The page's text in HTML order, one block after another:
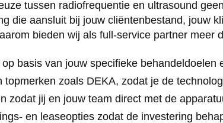
tussen radiofrequentie en ultrasound
die aansluit bij jouw cliëntenbestand, jouw
bieden wij als full-service partner meer
basis van jouw specifieke behandeldoelen
topmerken zoals DEKA, zodat je de
zodat jij en jouw team direct met de
en leaseopties zodat de investering